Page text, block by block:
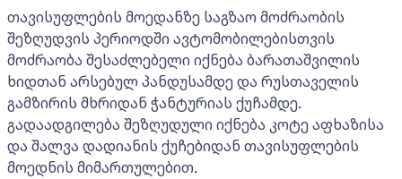
თავისუფლების მოედანზე საგზაო მოძრაობის
შეზღუდვის პერიოდში ავტომობილებისთვის
მოძრაობა შესაძლებელი იქნება ბარათაშვილის
ხიდთან არსებულ პანდუსამდე და რუსთაველის
გამზირის მხრიდან ჭანტურიას ქუჩამდე.
გადაადგილება შეზღუდული იქნება კოტე აფხაზისა
და შალვა დადიანის ქუჩებიდან თავისუფლების
მოედნის მიმართულებით.